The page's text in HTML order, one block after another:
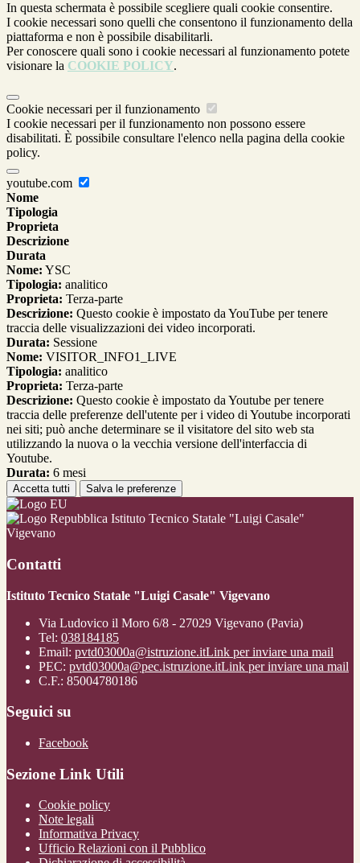
In questa schermata è possibile scegliere quali cookie consentire.
I cookie necessari sono quelli che consentono il funzionamento della
piattaforma e non è possibile disabilitarli.
Per conoscere quali sono i cookie necessari al funzionamento potete
visionare la COOKIE POLICY.
Cookie necessari per il funzionamento
I cookie necessari per il funzionamento non possono essere
disabilitati. È possibile consultare l'elenco nella pagina della cookie
policy.
youtube.com
Nome
Tipologia
Proprieta
Descrizione
Durata
Nome: YSC
Tipologia: analitico
Proprieta: Terza-parte
Descrizione: Questo cookie è impostato da YouTube per tenere
traccia delle visualizzazioni dei video incorporati.
Durata: Sessione
Nome: VISITOR_INFO1_LIVE
Tipologia: analitico
Proprieta: Terza-parte
Descrizione: Questo cookie è impostato da Youtube per tenere
traccia delle preferenze dell'utente per i video di Youtube incorporati
nei siti; può anche determinare se il visitatore del sito web sta
utilizzando la nuova o la vecchia versione dell'interfaccia di
Youtube.
Durata: 6 mesi
Accetta tutti Salva le preferenze
Istituto Tecnico Statale "Luigi Casale"
Vigevano
Contatti
Istituto Tecnico Statale "Luigi Casale" Vigevano
Via Ludovico il Moro 6/8 - 27029 Vigevano (Pavia)
Tel: 038184185
Email: pvtd03000a@istruzione.itLink per inviare una mail
PEC: pvtd03000a@pec.istruzione.itLink per inviare una mail
C.F.: 85004780186
Seguici su
Facebook
Sezione Link Utili
Cookie policy
Note legali
Informativa Privacy
Ufficio Relazioni con il Pubblico